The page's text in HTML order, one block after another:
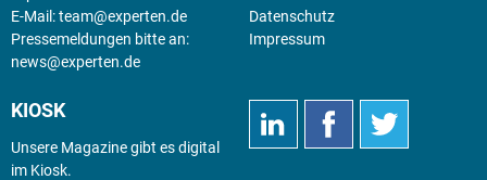
E-Mail:team@experten.de
Pressemeldungen bitte an:
news@experten.de
Datenschutz
Impressum
KIOSK
Unsere Magazine gibt es digital
im Kiosk.